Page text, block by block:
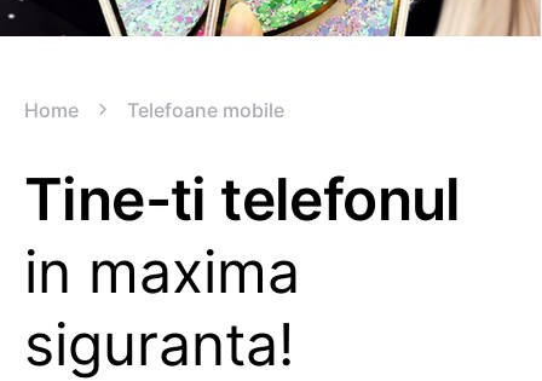
Home Telefoane mobile
Tine-ti telefonul
in maxima
siguranta!